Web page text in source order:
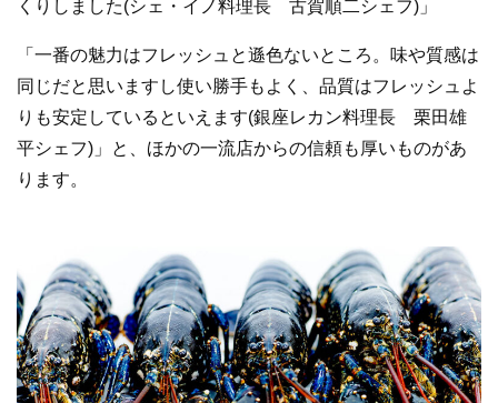
くりしました(シェ・イノ料理長 古賀順二シェフ)」
「一番の魅力はフレッシュと遜色ないところ。味や質感は
同じだと思いますし使い勝手もよく、品質はフレッシュよ
りも安定しているといえます(銀座レカン料理長 栗田雄
平シェフ)」と、ほかの一流店からの信頼も厚いものがあ
ります。